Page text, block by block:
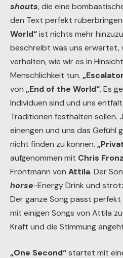
shouts, die eine
den Text perfekt
World“ist nichts mehr
beschreibt was uns erwartet,
verhalten, wie wir es in
Menschlichkeit tun.
von „End of the World“. Es
Individuen sind und uns
Traditionen festhalten sollen.
einengen und uns das Gefühl
nicht finden zu können.
aufgenommen mit Chris
Frontmann von Attila. Der
horse-Energy Drink und
Der ganze Song passt
mit einigen Songs von Attila
Kraft und die Stimmung
„One Second“startet mit